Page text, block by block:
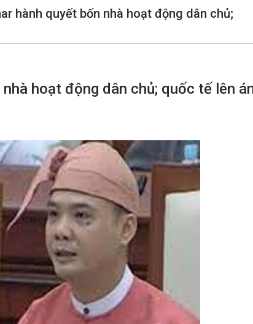
hành quyết bốn nhà hoạt động dân chủ;
hoạt động dân chủ; quốc tế lên